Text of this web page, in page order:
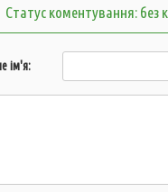
Статус коментування: без
ім'я: